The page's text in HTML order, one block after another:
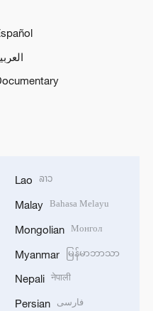
Lao ລາວ
Malay Bahasa Melayu
Mongolian Монгол
Myanmar မြန်မာဘာသာ
Nepali नेपाली
Persian فارسی